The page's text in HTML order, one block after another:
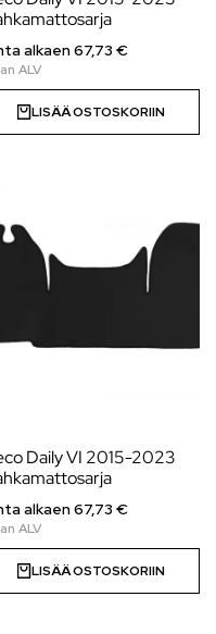
alkaen 67,73 €
LISÄÄ OSTOSKORIIN
Daily VI 2015-2023
alkaen 67,73 €
LISÄÄ OSTOSKORIIN